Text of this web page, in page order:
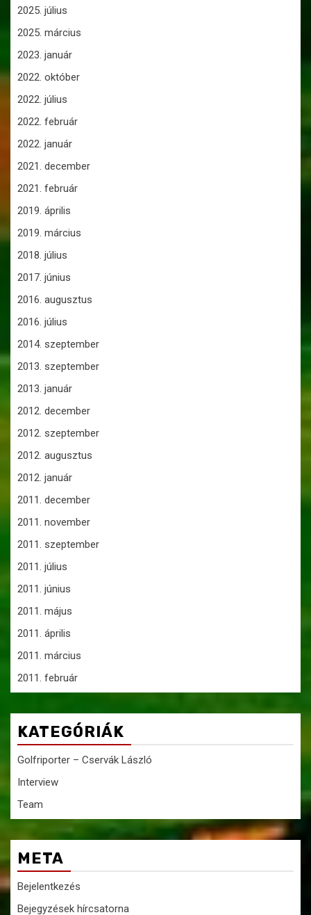
2025. július
2025. március
2023. január
2022. október
2022. július
2022. február
2022. január
2021. december
2021. február
2019. április
2019. március
2018. július
2017. június
2016. augusztus
2016. július
2014. szeptember
2013. szeptember
2013. január
2012. december
2012. szeptember
2012. augusztus
2012. január
2011. december
2011. november
2011. szeptember
2011. július
2011. június
2011. május
2011. április
2011. március
2011. február
KATEGÓRIÁK
Golfriporter – Cservák László
Interview
Team
META
Bejelentkezés
Bejegyzések hírcsatorna